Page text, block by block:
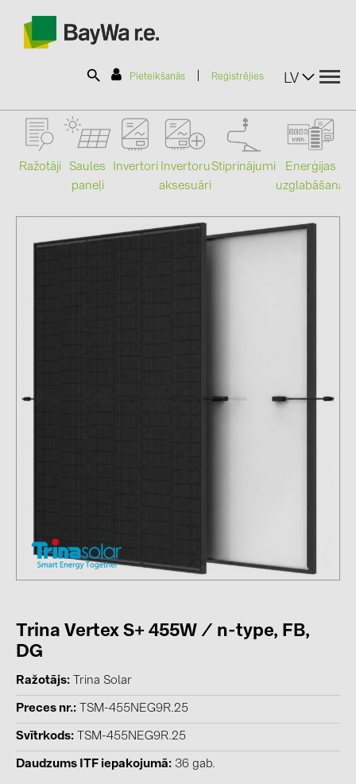
Pieteikšanās Reģistrējies LV
SOLAR-PLANIT
Informācija
Enerģijas uzglabāšana (74)
E-Mobilitāte (19)
RAŽOTĀJI
AIKO Solar (2)
Ražotāji
Saules
paneļi
Invertori Invertoru
aksesuāri
Stiprinājumi
Enerģijas
uzglabāšana
Trina Vertex S+ 455W / n-type, FB,
DG
Ražotājs Trina Solar
Preces nr. TSM-455NEG9R.25
Svītrkods TSM-455NEG9R.25
Daudzums ITF iepakojumā 36 gab.